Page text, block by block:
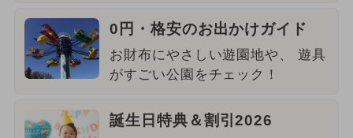
0円・格安のお出かけガイド
お財布にやさしい遊園地や、 遊具
がすごい公園をチェック！
誕生日特典＆割引2026